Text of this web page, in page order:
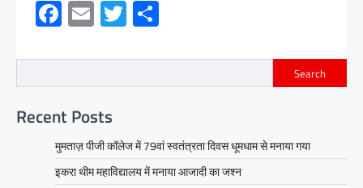
Facebook
EmailTwitter
Search
Recent Posts
मुमताज़ पीजी कॉलेज में 79वां स्वतंत्रता दिवस धूमधाम से मनाया गया
इकरा थीम महाविद्यालय में मनाया आजादी का जश्न